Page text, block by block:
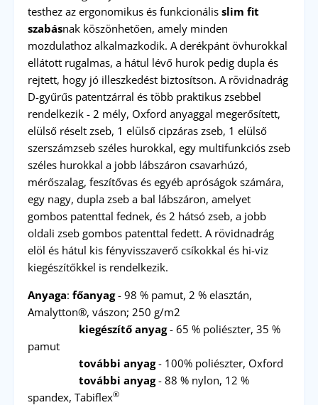
testhez az ergonomikus és funkcionális slim fit
szabásnak köszönhetően, amely minden
mozdulathoz alkalmazkodik. A derékpánt övhurokkal
ellátott rugalmas, a hátul lévő hurok pedig dupla és
rejtett, hogy jó illeszkedést biztosítson. A rövidnadrág
D-gyűrűs patentzárral és több praktikus zsebbel
rendelkezik - 2 mély, Oxford anyaggal megerősített,
elülső réselt zseb, 1 elülső cipzáras zseb, 1 elülső
szerszámzseb széles hurokkal, egy multifunkciós zseb
széles hurokkal a jobb lábszáron csavarhúzó,
mérőszalag, feszítővas és egyéb apróságok számára,
egy nagy, dupla zseb a bal lábszáron, amelyet
gombos patenttal fednek, és 2 hátsó zseb, a jobb
oldali zseb gombos patenttal fedett. A rövidnadrág
elöl és hátul kis fényvisszaverő csíkokkal és hi-viz
kiegészítőkkel is rendelkezik.
Anyaga: főanyag- 98 % pamut, 2 % elasztán,
Amalytton®, vászon; 250 g/m2
kiegészítő anyag- 65 % poliészter, 35 %
pamut
további anyag- 100% poliészter, Oxford
további anyag- 88 % nylon, 12 %
spandex, Tabiflex®